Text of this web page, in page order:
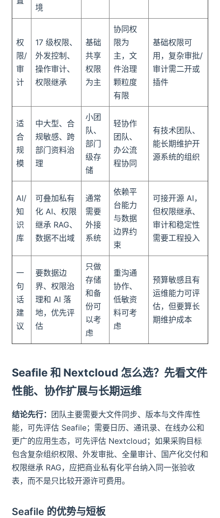
境
权
限/
审
计
17 级权限、
外发控制、
操作审计、
权限继承
基础
共享
权限
为主
协同权
限为
主，文
件治理
颗粒度
有限
基础权限可
用，复杂审批/
审计需二开或
插件
适
合
规
模
中大型、合
规敏感、跨
部门资料治
理
小团
队、
部门
级存
储
轻协作
团队、
办公流
程协同
有技术团队、
能长期维护开
源系统的组织
AI/
知
识
库
可叠加私有
化 AI、权限
继承 RAG、
数据不出域
通常
需要
外接
系统
依赖平
台能力
与数据
边界约
束
可接开源 AI，
但权限继承、
审计和稳定性
需要工程投入
一
句
话
建
议
要数据边
界、权限治
理和 AI 落
地，优先评
估
只做
存储
和备
份可
以考
虑
重沟通
协作、
低敏资
料可考
虑
预算敏感且有
运维能力可评
估，但要算长
期维护成本
Seafile 和 Nextcloud 怎么选？先看文件
性能、协作扩展与长期运维
结论先行： 团队主要需要大文件同步、版本与文件库性
能，可先评估 Seafile；需要日历、通讯录、在线办公和
更广的应用生态，可先评估 Nextcloud；如果采购目标
包含复杂组织权限、外发审批、全量审计、国产化交付和
权限继承 RAG，应把商业私有化平台纳入同一张验收
表，而不是只比较开源许可费用。
Seafile 的优势与短板